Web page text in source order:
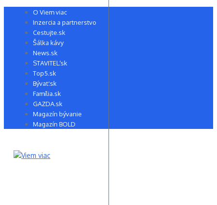
Preskočiť O Viem viac
Inzercia a partnerstvo
Cestujte.sk
Šálka kávy
News.sk
STAVITEĽ.sk
Top5.sk
Bývať.sk
Família.sk
GAZDA.sk
Magazín bývanie
Magazín BOLD